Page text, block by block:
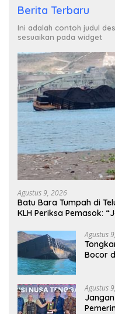
Berita Terbaru
Ini adalah contoh judul
sesuaikan pada widget
Agustus 9, 2026
Batu Bara Tumpah di
KLH Periksa Pemasok:
Agustus
Bocor
Agustus